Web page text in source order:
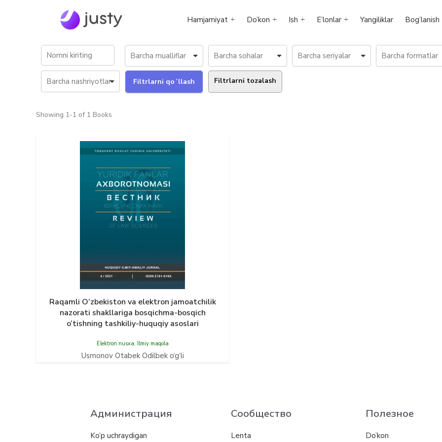
Hamjamiyat Do’kon Ish E’lonlar Yangiliklar Bog’lanish
Filtrlarni tozalash
Showing 1-1 of 1 Books
Raqamli O‘zbekiston va elektron jamoatchilik
nazorati shakllariga bosqichma-bosqich
o‘tishning tashkiliy-huquqiy asoslari
Elektron nusxa, Ilmiy maqola
Usmonov Otabek Odilbek o‘g‘li
Администрация
Ko’p uchraydigan
Сообщество
Lenta
Полезное
Do’kon